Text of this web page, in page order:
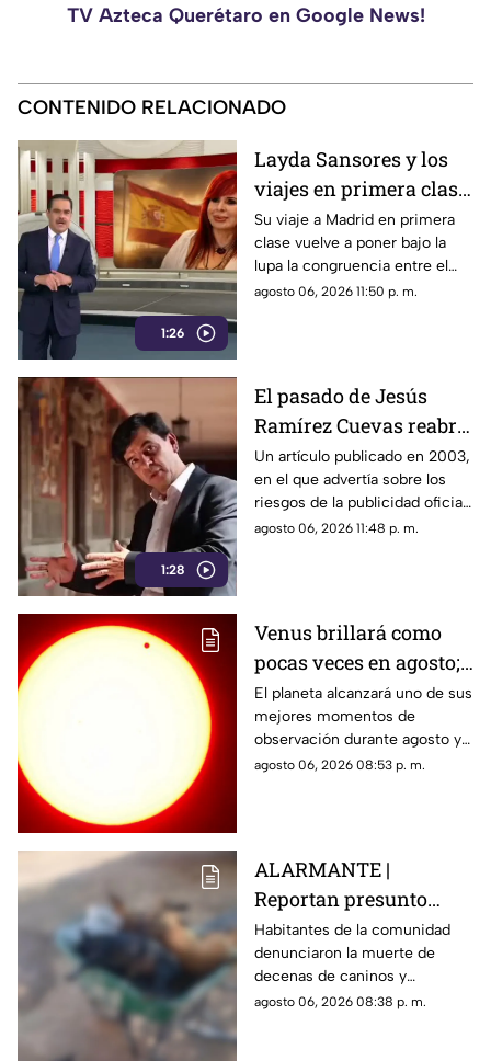
TV Azteca Querétaro en Google News!
CONTENIDO RELACIONADO
1:26
Layda Sansores y los
viajes en primera clase
que reavivan el debate
sobre la austeridad
Su viaje a Madrid en primera
clase vuelve a poner bajo la
lupa la congruencia entre el
discurso de austeridad
agosto 06, 2026 11:50 p. m.
1:28
El pasado de Jesús
Ramírez Cuevas reabre
el debate sobre la
censura
Un artículo publicado en 2003,
en el que advertía sobre los
riesgos de la publicidad oficial
y la censura a los medios
agosto 06, 2026 11:48 p. m.
Venus brillará como
pocas veces en agosto;
a esta hora podrás
verlo durante este mes
El planeta alcanzará uno de sus
mejores momentos de
observación durante agosto y
podrá distinguirse sin
agosto 06, 2026 08:53 p. m.
ALARMANTE |
Reportan presunto
env3nen4miento de al
menos 23 perros en
esta zona de Querétaro:
IMAGENES SENSIBLES
Habitantes de la comunidad
denunciaron la muerte de
decenas de caninos y
solicitaron que se esclarezcan
agosto 06, 2026 08:38 p. m.